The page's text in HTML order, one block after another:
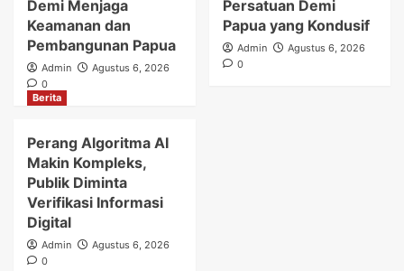
Demi Menjaga
Keamanan dan
Pembangunan Papua
Admin
Agustus 6, 2026
0
Persatuan Demi
Papua yang Kondusif
Admin
Agustus 6, 2026
0
Berita
Perang Algoritma AI
Makin Kompleks,
Publik Diminta
Verifikasi Informasi
Digital
Admin
Agustus 6, 2026
0